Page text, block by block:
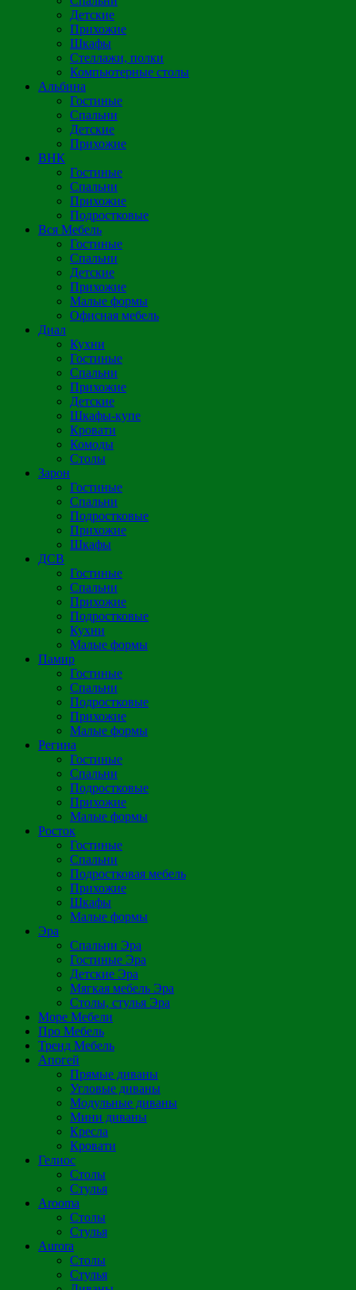
Детские
Прихожие
Шкафы
Стеллажи, полки
Компьютерные столы
Альбина
Гостиные
Спальни
Детские
Прихожие
ВНК
Гостиные
Спальни
Прихожие
Подростковые
Вся Мебель
Гостиные
Спальни
Детские
Прихожие
Малые формы
Офисная мебель
Диал
Кухни
Гостиные
Спальни
Прихожие
Детские
Шкафы-купе
Кровати
Комоды
Столы
Зарон
Гостиные
Спальни
Подростковые
Прихожие
Шкафы
ДСВ
Гостиные
Спальни
Прихожие
Подростковые
Кухни
Малые формы
Памир
Гостиные
Спальни
Подростковые
Прихожие
Малые формы
Регина
Гостиные
Спальни
Подростковые
Прихожие
Малые формы
Росток
Гостиные
Спальни
Подростковая мебель
Прихожие
Шкафы
Малые формы
Эра
Спальни Эра
Гостиные Эра
Детские Эра
Мягкая мебель Эра
Столы, стулья Эра
Море Мебели
Про Мебель
Тренд Мебель
Апогей
Прямые диваны
Угловые диваны
Модульные диваны
Мини диваны
Кресла
Кровати
Гелиос
Столы
Стулья
Arooma
Столы
Стулья
Aurora
Столы
Стулья